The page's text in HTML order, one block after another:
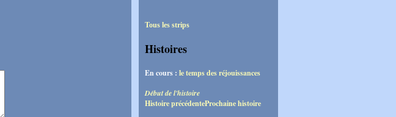
Tous les strips
Histoires
En cours : le temps des réjouissances
Début de l'histoire
Histoire précédenteProchaine histoire